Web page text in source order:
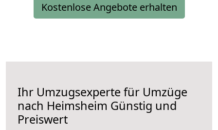
Kostenlose Angebote erhalten
Ihr Umzugsexperte für Umzüge
nach Heimsheim Günstig und
Preiswert